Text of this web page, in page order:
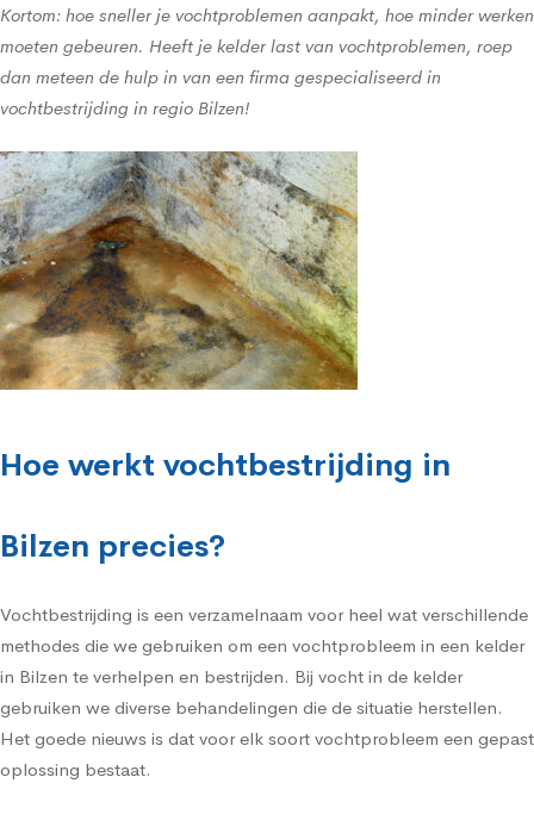
Kortom: hoe sneller je vochtproblemen aanpakt, hoe minder werken
moeten gebeuren. Heeft je kelder last van vochtproblemen, roep
dan meteen de hulp in van een firma gespecialiseerd in
vochtbestrijding in regio Bilzen!
Hoe werkt vochtbestrijding in
Bilzen precies?
Vochtbestrijding is een verzamelnaam voor heel wat verschillende
methodes die we gebruiken om een vochtprobleem in een kelder
in Bilzen te verhelpen en bestrijden. Bij vocht in de kelder
gebruiken we diverse behandelingen die de situatie herstellen.
Het goede nieuws is dat voor elk soort vochtprobleem een gepast
oplossing bestaat.